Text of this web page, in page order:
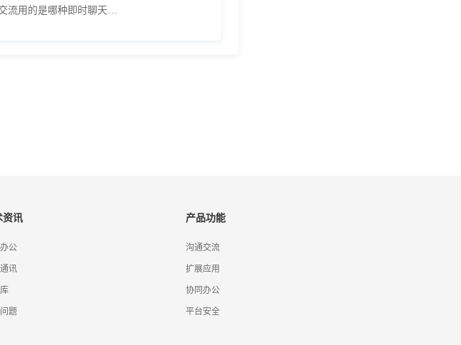
探索华为内部员工交流用的是哪种即时聊天软件
资讯
公
讯
题
产品功能
沟通交流
扩展应用
协同办公
平台安全